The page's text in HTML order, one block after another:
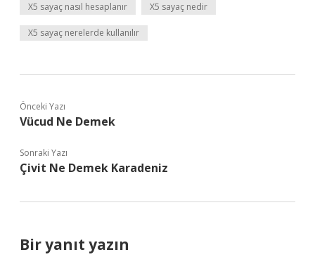
X5 sayaç nasıl hesaplanır X5 sayaç nedir
X5 sayaç nerelerde kullanılır
Önceki Yazı
Vücud Ne Demek
Sonraki Yazı
Çivit Ne Demek Karadeniz
Bir yanıt yazın